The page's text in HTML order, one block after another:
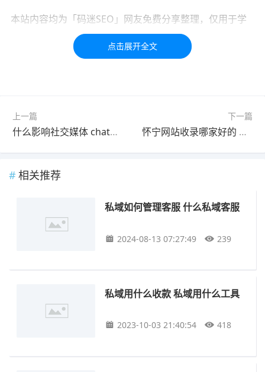
本站内容均为「码迷SEO」网友免费分享整理，仅用于学
习交流，如有疑问，请联系我们48小时处理！！！！
上一篇
什么影响社交媒体 chatgpt对社交媒体有什么影响
下一篇
怀宁网站收录哪家好的 怀宁网站收录哪家好
相关推荐
私域如何管理客服 什么私域客服
2024-08-13 07:27:49 239
私域用什么收款 私域用什么工具
2023-10-03 21:40:54 418